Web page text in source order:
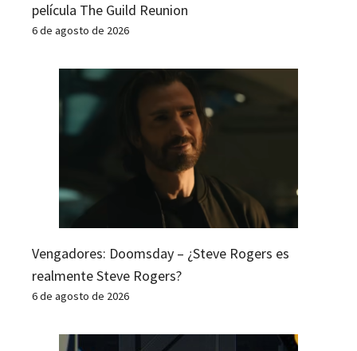
película The Guild Reunion
6 de agosto de 2026
Vengadores: Doomsday – ¿Steve Rogers es
realmente Steve Rogers?
6 de agosto de 2026